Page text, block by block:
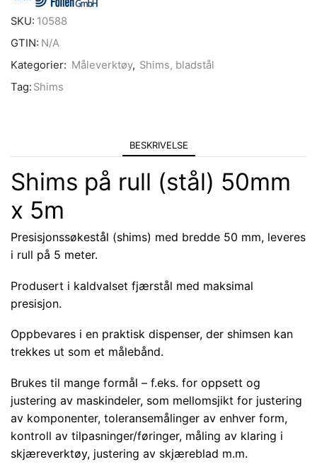
SKU: 10588
GTIN: N/A
Kategorier: Måleverktøy, Shims, bladstål
Tag: Shims
BESKRIVELSE
Shims på rull (stål) 50mm
x 5m
Presisjonssøkestål (shims) med bredde 50 mm, leveres
i rull på 5 meter.
Produsert i kaldvalset fjærstål med maksimal
presisjon.
Oppbevares i en praktisk dispenser, der shimsen kan
trekkes ut som et målebånd.
Brukes til mange formål – f.eks. for oppsett og
justering av maskindeler, som mellomsjikt for justering
av komponenter, toleransemålinger av enhver form,
kontroll av tilpasninger/føringer, måling av klaring i
skjæreverktøy, justering av skjæreblad m.m.